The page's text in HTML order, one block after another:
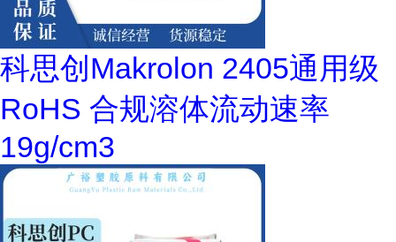
科思创Makrolon 2405通用级
RoHS 合规溶体流动速率
19g/cm3